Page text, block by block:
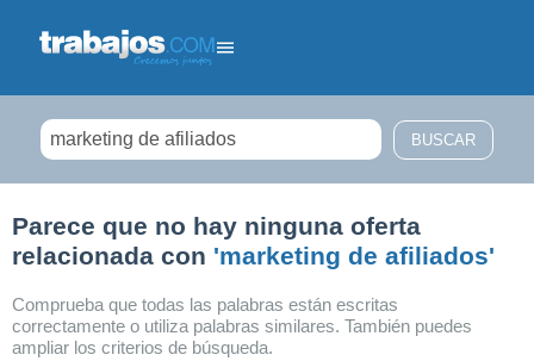
Parece que no hay ninguna oferta
relacionada con 'marketing de afiliados'
Comprueba que todas las palabras están escritas
correctamente o utiliza palabras similares. También puedes
ampliar los criterios de búsqueda.